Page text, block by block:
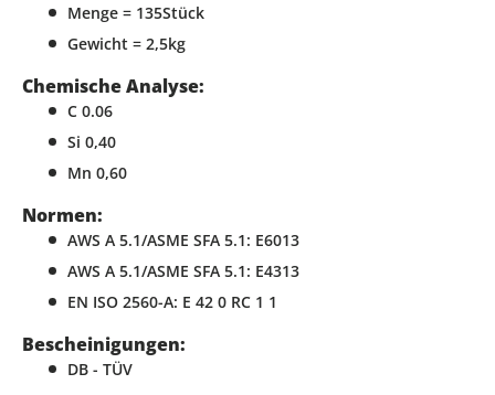
Menge = 135Stück
Gewicht = 2,5kg
Chemische Analyse:
C 0.06
Si 0,40
Mn 0,60
Normen:
AWS A 5.1/ASME SFA 5.1: E6013
AWS A 5.1/ASME SFA 5.1: E4313
EN ISO 2560-A: E 42 0 RC 1 1
Bescheinigungen:
DB - TÜV